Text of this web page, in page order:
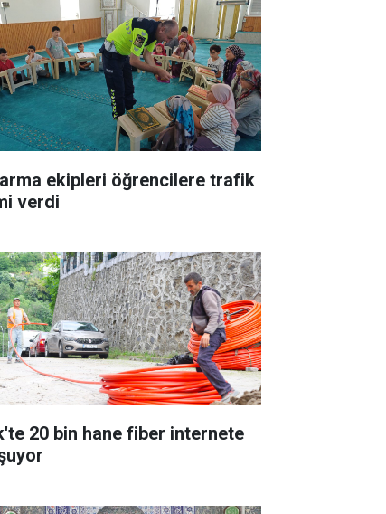
ekipleri öğrencilere trafik
verdi
20 bin hane fiber internete